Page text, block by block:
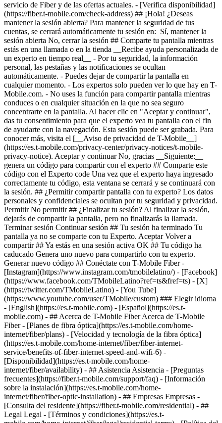
- [Verifica disponibilidad]
(https://fiber.t-mobile.com/check-address) ## ¡Hola! ¿Deseas
mantener la sesión abierta? Para mantener la seguridad de tus
cuentas, se cerrará automáticamente tu sesión en: Sí, mantener la
sesión abierta No, cerrar la sesión ## Comparte tu pantalla mientras
estás en una llamada o en la tienda __Recibe ayuda personalizada de
un experto en tiempo real__ - Por tu seguridad, la información
personal, las pestañas y las notificaciones se ocultan
automáticamente. - Puedes dejar de compartir la pantalla en
cualquier momento. - Los expertos solo pueden ver lo que hay en T-
Mobile.com. - No uses la función para compartir pantalla mientras
conduces o en cualquier situación en la que no sea seguro
concentrarte en la pantalla. Al hacer clic en "Aceptar y continuar",
das tu consentimiento para que el experto vea tu pantalla con el fin
de ayudarte con la navegación. Esta sesión puede ser grabada. Para
conocer más, visita el [__Aviso de privacidad de T-Mobile__]
(https://es.t-mobile.com/privacy-center/privacy-notices/t-mobile-
privacy-notice). Aceptar y continuar No, gracias __Siguiente:__
genera un código para compartir con el experto ## Comparte este
código con el Experto code Una vez que el experto haya ingresado
correctamente tu código, esta ventana se cerrará y se continuará con
la sesión. ## ¿Permitir compartir pantalla con tu experto? Los datos
personales y confidenciales se ocultan por tu seguridad y privacidad.
Permitir No permitir ## ¿Finalizar tu sesión? Al finalizar la sesión,
dejarás de compartir la pantalla, pero no finalizarás la llamada.
Terminar sesión Continuar sesión ## Tu sesión ha terminado Tu
pantalla ya no se comparte con tu Experto. Aceptar Volver a
compartir ## Ya estás en una sesión activa OK ## Tu código ha
caducado Genera uno nuevo para compartirlo con tu experto.
Generar nuevo código ## Conéctate con T-Mobile Fiber -
[Instagram](https://www.instagram.com/tmobilelatino/) - [Facebook]
(https://www.facebook.com/TMobileLatino?ref=ts&fref=ts) - [X]
(https://twitter.com/TMobileLatino) - [You Tube]
(https://www.youtube.com/user/TMobile/custom) ### Elegir idioma
- [English](https://es.t-mobile.com) - [Español](https://es.t-
mobile.com) - ## Acerca de T-Mobile Fiber Acerca de T-Mobile
Fiber - [Planes de fibra óptica](https://es.t-mobile.com/home-
internet/fiber/plans) - [Velocidad y tecnología de la fibra óptica]
(https://es.t-mobile.com/home-internet/fiber/fiber-internet-
service/benefits-of-fiber-internet-speed-and-wifi-6) -
[Disponibilidad](https://es.t-mobile.com/home-
internet/fiber/availability) - ## Asistencia Asistencia - [Preguntas
frecuentes](https://fiber.t-mobile.com/support/faq) - [Información
sobre la instalación](https://es.t-mobile.com/home-
internet/fiber/fiber-optic-installation) - ## Empresas Empresas -
[Consulta del residente](https://fiber.t-mobile.com/residential) - ##
Legal Legal - [Términos y condiciones](https://es.t-